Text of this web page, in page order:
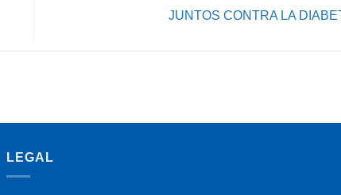
JUNTOS CONTRA LA
LEGAL